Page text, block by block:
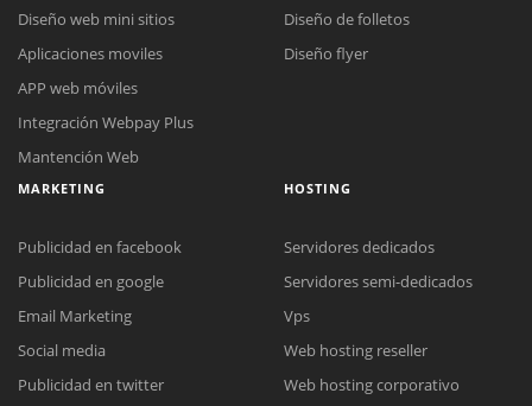
Reunión online
Nuestros ejecutivos le enviarán un correo electrónico con el enlace a
Meet para la reunión online.
Chat Online
Todos nuestros ejecutivos están fuera de línea. Complete el
Diseño web mini sitios
Aplicaciones moviles
APP web móviles
Integración Webpay Plus
Mantención Web
Diseño de folletos
Diseño flyer
MARKETING
Publicidad en facebook
Publicidad en google
Email Marketing
Social media
Publicidad en twitter
HOSTING
Servidores dedicados
Servidores semi-dedicados
Vps
Web hosting reseller
Web hosting corporativo